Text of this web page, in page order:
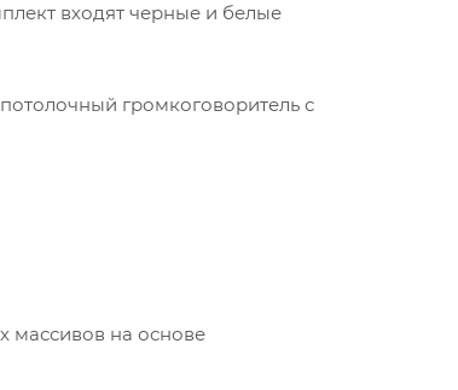
входят черные и белые
громкоговоритель с
массивов на основе